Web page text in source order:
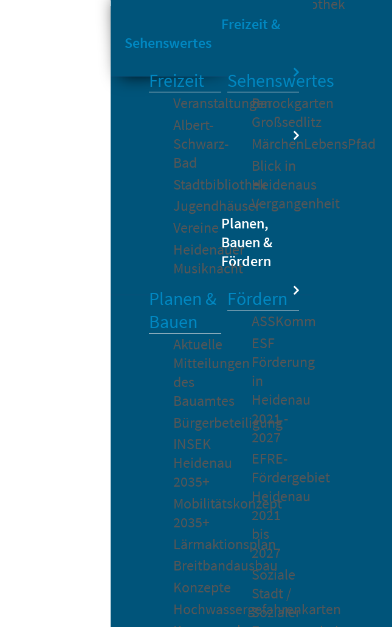
Bikesharing
Stadtbibliothek
Freizeit &
Sehenswertes
Freizeit
Veranstaltungen
Albert-
Schwarz-
Bad
Stadtbibliothek
Jugendhäuser
Vereine
Heidenauer
Musiknacht
Sehenswertes
Barockgarten
Großsedlitz
MärchenLebensPfad
Blick in
Heidenaus
Vergangenheit
Planen,
Bauen &
Fördern
Planen &
Bauen
Aktuelle
Mitteilungen
des
Bauamtes
Bürgerbeteiligung
INSEK
Heidenau
2035+
Mobilitätskonzept
2035+
Lärmaktionsplan
Breitbandausbau
Konzepte
Hochwassergefahrenkarten
Fördern
ASSKomm
ESF
Förderung
in
Heidenau
2021 -
2027
EFRE-
Fördergebiet
Heidenau
2021
bis
2027
Soziale
Stadt /
Sozialer